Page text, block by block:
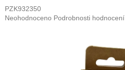
PZK932350
Průměrné
Neohodnoceno Podrobnosti hodnocení